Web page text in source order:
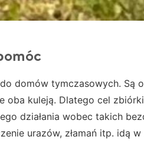
domów tymczasowych. Są
oba kuleją. Dlatego cel
działania wobec takich
urazów, złamań itp. idą